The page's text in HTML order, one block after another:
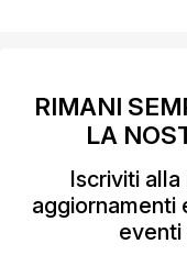
RIMANI
LA
Iscriviti
aggiornamenti